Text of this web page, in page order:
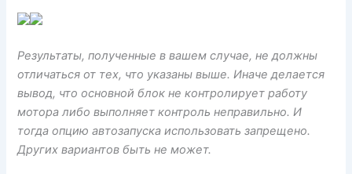
Результаты, полученные в вашем случае, не должны
отличаться от тех, что указаны выше. Иначе делается
вывод, что основной блок не контролирует работу
мотора либо выполняет контроль неправильно. И
тогда опцию автозапуска использовать запрещено.
Других вариантов быть не может.